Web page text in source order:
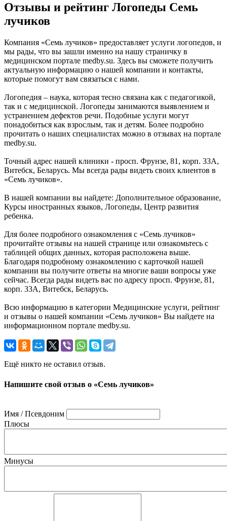
Отзывы и рейтинг Логопеды Семь
лучиков
Компания «Семь лучиков» предоставляет услуги логопедов, и
мы рады, что вы зашли именно на нашу страничку в
медицинском портале medby.su. Здесь вы сможете получить
актуальную информацию о нашей компании и контакты,
которые помогут вам связаться с нами.
Логопедия – наука, которая тесно связана как с педагогикой,
так и с медицинской. Логопеды занимаются выявлением и
устранением дефектов речи. Подобные услуги могут
понадобиться как взрослым, так и детям. Более подробно
прочитать о наших специалистах можно в отзывах на портале
medby.su.
Точный адрес нашей клиники - просп. Фрунзе, 81, корп. 33А,
Витебск, Беларусь. Мы всегда рады видеть своих клиентов в
«Семь лучиков».
В нашей компании вы найдете: Дополнительное образование,
Курсы иностранных языков, Логопеды, Центр развития
ребенка.
Для более подробного ознакомления с «Семь лучиков»
прочитайте отзывы на нашей странице или ознакомьтесь с
таблицей общих данных, которая расположена выше.
Благодаря подробному ознакомлению с карточкой нашей
компании вы получите ответы на многие ваши вопросы уже
сейчас. Всегда рады видеть вас по адресу просп. Фрунзе, 81,
корп. 33А, Витебск, Беларусь.
Всю информацию в категории Медицинские услуги, рейтинг
и отзывы о нашей компании «Семь лучиков» Вы найдете на
информационном портале medby.su.
Ещё никто не оставил отзыв.
Напишите свой отзыв о «Семь лучиков»
Имя / Псевдоним
Плюсы
Минусы